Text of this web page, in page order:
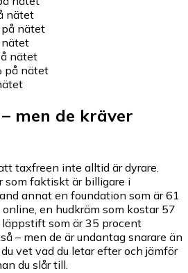
nätet
nätet
nätet
nätet
på nätet
men de kräver
taxfreen inte alltid är dyrare.
som faktiskt är billigare i
annat en foundation som är 61
en hudkräm som kostar 57
som är 35 procent
– men de är undantag snarare än
vet vad du letar efter och jämför
du slår till.